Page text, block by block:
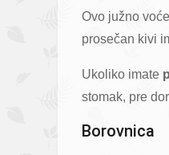
Ovo južno
prosečan kivi
Ukoliko imate
stomak, pre
Borovnica